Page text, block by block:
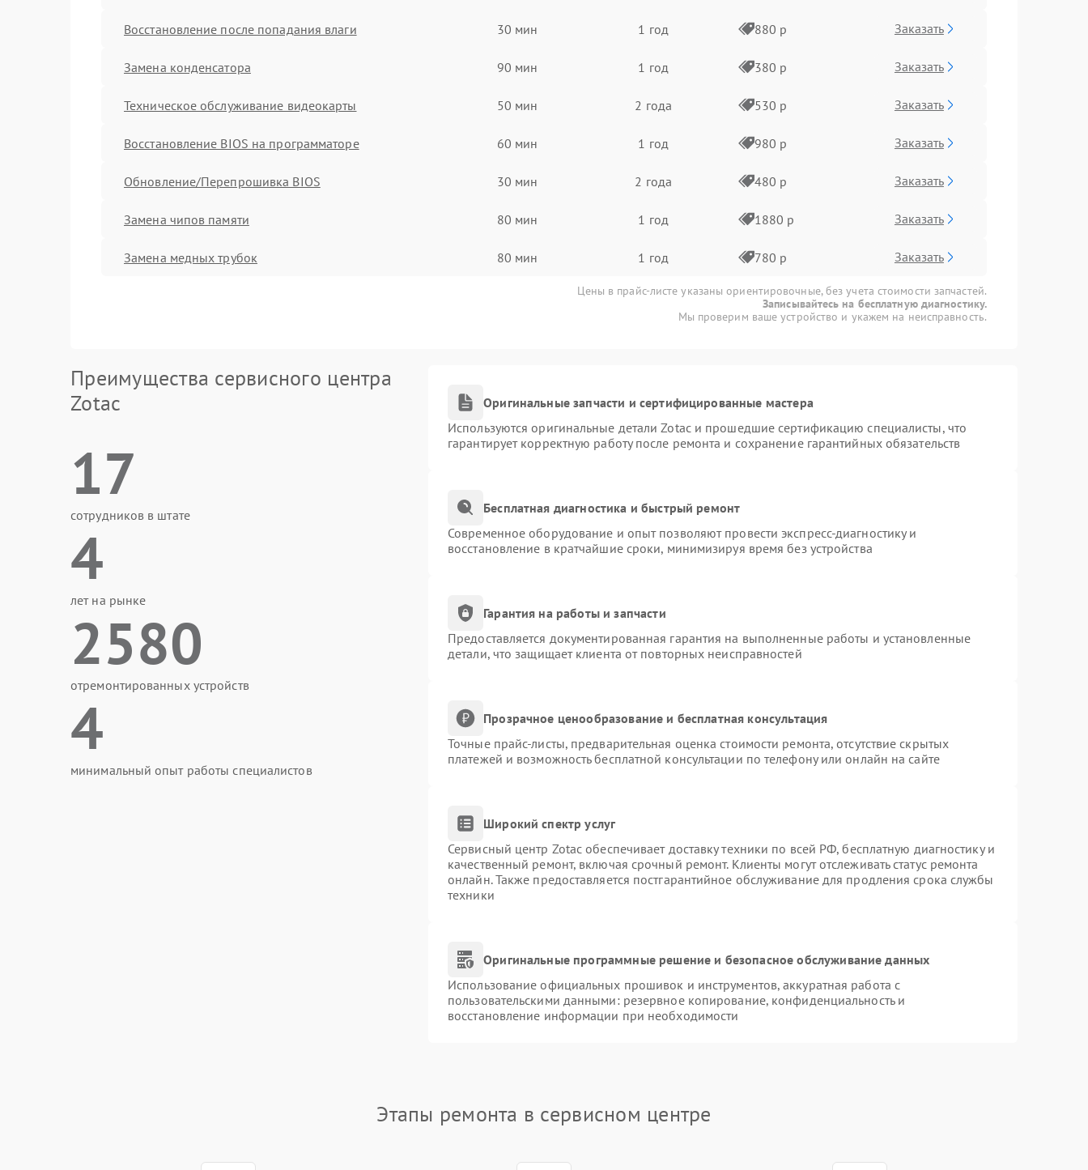
Восстановление после попадания влаги 30 мин 1 год 880 р Заказать
Замена конденсатора 90 мин 1 год 380 р Заказать
Техническое обслуживание видеокарты 50 мин 2 года 530 р Заказать
Восстановление BIOS на программаторе 60 мин 1 год 980 р Заказать
Обновление/Перепрошивка BIOS 30 мин 2 года 480 р Заказать
Замена чипов памяти 80 мин 1 год 1880 р Заказать
Замена медных трубок 80 мин 1 год 780 р Заказать
Цены в прайс-листе указаны ориентировочные, без учета стоимости запчастей.
Записывайтесь на бесплатную диагностику.
Мы проверим ваше устройство и укажем на неисправность.
Преимущества сервисного центра
Zotac
17
сотрудников в штате
4
лет на рынке
2580
отремонтированных устройств
4
минимальный опыт работы специалистов
Оригинальные запчасти и сертифицированные мастера
Используются оригинальные детали Zotac и прошедшие сертификацию специалисты, что
гарантирует корректную работу после ремонта и сохранение гарантийных обязательств
Бесплатная диагностика и быстрый ремонт
Современное оборудование и опыт позволяют провести экспресс-диагностику и
восстановление в кратчайшие сроки, минимизируя время без устройства
Гарантия на работы и запчасти
Предоставляется документированная гарантия на выполненные работы и установленные
детали, что защищает клиента от повторных неисправностей
Прозрачное ценообразование и бесплатная консультация
Точные прайс-листы, предварительная оценка стоимости ремонта, отсутствие скрытых
платежей и возможность бесплатной консультации по телефону или онлайн на сайте
Широкий спектр услуг
Сервисный центр Zotac обеспечивает доставку техники по всей РФ, бесплатную диагностику и
качественный ремонт, включая срочный ремонт. Клиенты могут отслеживать статус ремонта
онлайн. Также предоставляется постгарантийное обслуживание для продления срока службы
техники
Оригинальные программные решение и безопасное обслуживание данных
Использование официальных прошивок и инструментов, аккуратная работа с
пользовательскими данными: резервное копирование, конфиденциальность и
восстановление информации при необходимости
Этапы ремонта в сервисном центре